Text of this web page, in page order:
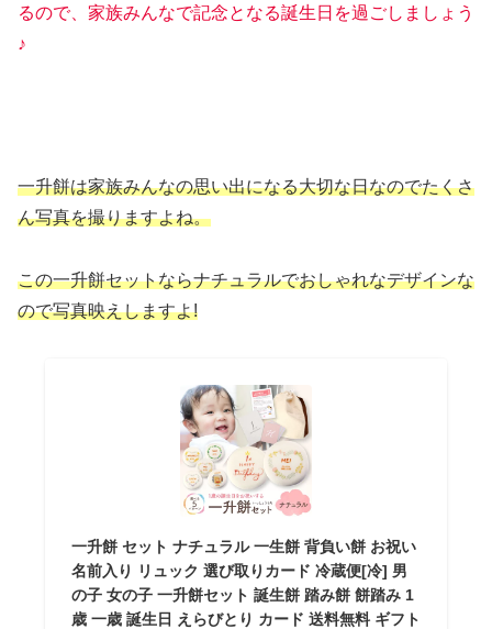
るので、家族みんなで記念となる誕生日を過ごしましょう
♪
一升餅は家族みんなの思い出になる大切な日なのでたくさ
ん写真を撮りますよね。
この一升餅セットならナチュラルでおしゃれなデザインな
ので写真映えしますよ!
一升餅 セット ナチュラル 一生餅 背負い餅 お祝い
名前入り リュック 選び取りカード 冷蔵便[冷] 男
の子 女の子 一升餅セット 誕生餅 踏み餅 餅踏み 1
歳 一歳 誕生日 えらびとり カード 送料無料 ギフト